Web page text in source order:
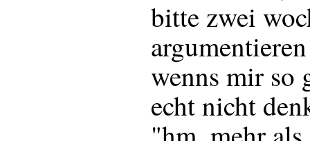
bitte zwei
wenns mir so
echt nicht